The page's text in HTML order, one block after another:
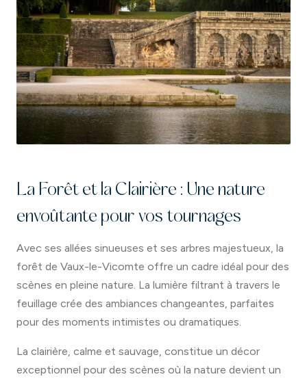
La Forêt et la Clairière : Une nature
envoûtante pour vos tournages
Avec ses allées sinueuses et ses arbres majestueux, la
forêt de Vaux-le-Vicomte offre un cadre idéal pour des
scènes en pleine nature. La lumière filtrant à travers le
feuillage crée des ambiances changeantes, parfaites
pour des moments intimistes ou dramatiques.
La clairière, calme et sauvage, constitue un décor
exceptionnel pour des scènes où la nature devient un